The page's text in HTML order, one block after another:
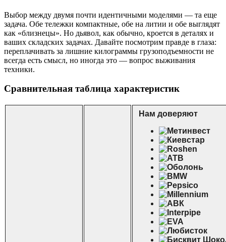
Выбор между двумя почти идентичными моделями — та еще
задача. Обе тележки компактные, обе на литии и обе выглядят
как «близнецы». Но дьявол, как обычно, кроется в деталях и
ваших складских задачах. Давайте посмотрим правде в глаза:
переплачивать за лишние килограммы грузоподъемности не
всегда есть смысл, но иногда это — вопрос выживания
техники.
Сравнительная таблица характеристик
Нам доверяют